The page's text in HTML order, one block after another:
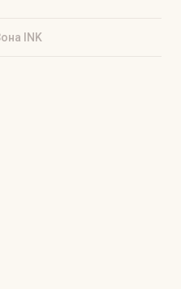
INK